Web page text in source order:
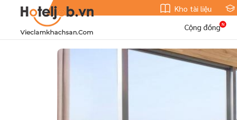
Kho tài liệu
Cộng đồng